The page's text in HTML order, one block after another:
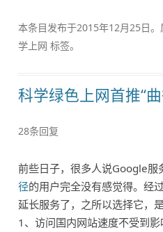
本条目发布于2015年12月25日。
学上网 标签。
科学绿色上网首推“
28条回复
前些日子，很多人说Google服
径的用户完全没有感觉得。经
延长服务了，之所以选择它，
1、访问国内网站速度不受到